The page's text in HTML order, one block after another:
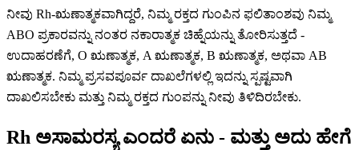
ನೀವು Rh-ಋಣಾತ್ಮಕವಾಗಿದ್ದರೆ, ನಿಮ್ಮ ರಕ್ತದ ಗುಂಪಿನ ಫಲಿತಾಂಶವು ನಿಮ್ಮ
ABO ಪ್ರಕಾರವನ್ನು ನಂತರ ನಕಾರಾತ್ಮಕ ಚಿಹ್ನೆಯನ್ನು ತೋರಿಸುತ್ತದೆ -
ಉದಾಹರಣೆಗೆ, O ಋಣಾತ್ಮಕ, A ಋಣಾತ್ಮಕ, B ಋಣಾತ್ಮಕ, ಅಥವಾ AB
ಋಣಾತ್ಮಕ. ನಿಮ್ಮ ಪ್ರಸವಪೂರ್ವ ದಾಖಲೆಗಳಲ್ಲಿ ಇದನ್ನು ಸ್ಪಷ್ಟವಾಗಿ
ದಾಖಲಿಸಬೇಕು ಮತ್ತು ನಿಮ್ಮ ರಕ್ತದ ಗುಂಪನ್ನು ನೀವು ತಿಳಿದಿರಬೇಕು.
Rh ಅಸಾಮರಸ್ಯ ಎಂದರೆ ಏನು - ಮತ್ತು ಅದು ಹೇಗೆ